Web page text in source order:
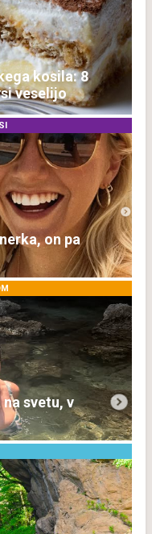
kosila: 8
veselijo
on pa
svetu, v